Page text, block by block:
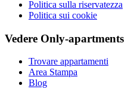
Politica sulla riservatezza
Politica sui cookie
Vedere Only-apartments
Trovare appartamenti
Area Stampa
Blog